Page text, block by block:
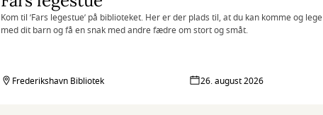
Kom til ’Fars legestue’ på biblioteket. Her er der plads til, at du kan komme og lege
med dit barn og få en snak med andre fædre om stort og småt.
Frederikshavn Bibliotek 26. august 2026